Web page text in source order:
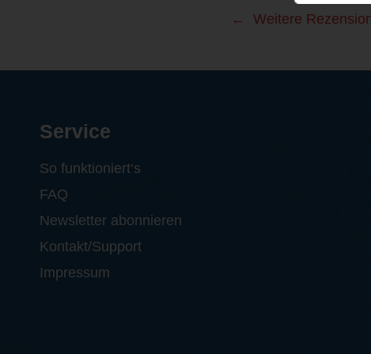
Weitere
Service
So funktioniert‘s
FAQ
Newsletter abonnieren
Kontakt/Support
Impressum